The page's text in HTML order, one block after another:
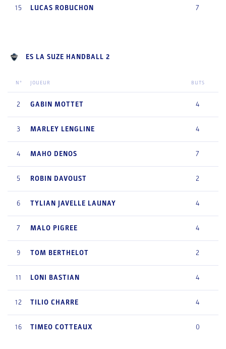
15 LUCAS ROBUCHON 7
ES LA SUZE HANDBALL 2
N° JOUEUR BUTS
2 GABIN MOTTET 4
3 MARLEY LENGLINE 4
4 MAHO DENOS 7
5 ROBIN DAVOUST 2
6 TYLIAN JAVELLE LAUNAY 4
7 MALO PIGREE 4
9 TOM BERTHELOT 2
11 LONI BASTIAN 4
12 TILIO CHARRE 4
16 TIMEO COTTEAUX 0